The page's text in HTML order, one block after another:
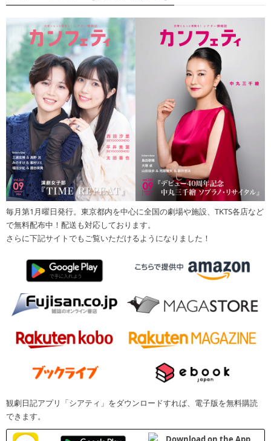
毎月第1月曜日発行。東京都内を中心に全国の劇場や施設、TKTS各店など
で無料配布中！配送も対応しております。
さらに下記サイトでもご覧いただけるようになりました！
観劇日記アプリ「シアティ」をダウンロードすれば、電子版を無料購読
できます。